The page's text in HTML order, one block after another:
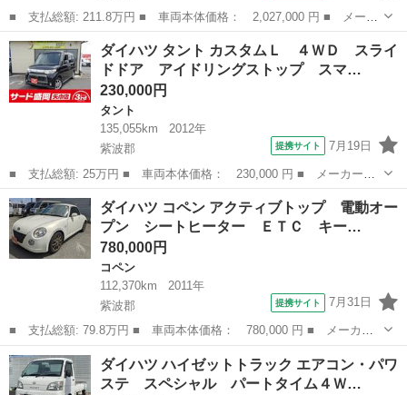
■ 支払総額: 211.8万円 ■ 車両本体価格： 2,027,000 円 ■ メーカ
ー名： ダイハツ ■ 車種名： タント ■ グレード名： ファンク
ロス 届出済未使用車 両側電動スライドドア 純正９型ディスプレ
イオーデ...
岩手 盛岡市 タント
ダイハツ タント カスタムＬ ４ＷＤ スライ
ドドア アイドリングストップ スマ…
230,000円
タント
135,055km
2012年
紫波郡
提携サイト 7月19日
■ 支払総額: 25万円 ■ 車両本体価格： 230,000 円 ■ メーカー
名： ダイハツ ■ 車種名： タント ■ グレード名： カスタム
Ｌ ４ＷＤ スライドドア アイドリングストップ スマートキー
■ 排気量： 66...
岩手 紫波郡 タント
ダイハツ コペン アクティブトップ 電動オー
プン シートヒーター ＥＴＣ キー…
780,000円
コペン
112,370km
2011年
紫波郡
提携サイト 7月31日
■ 支払総額: 79.8万円 ■ 車両本体価格： 780,000 円 ■ メーカー
名： ダイハツ ■ 車種名： コペン ■ グレード名： アクティブ
トップ 電動オープン シートヒーター ＥＴＣ キーレス ■ 排気
量： 66...
岩手 紫波郡 コペン
ダイハツ ハイゼットトラック エアコン・パワ
ステ スペシャル パートタイム４Ｗ…